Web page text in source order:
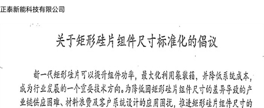
正泰新能科技有限公司